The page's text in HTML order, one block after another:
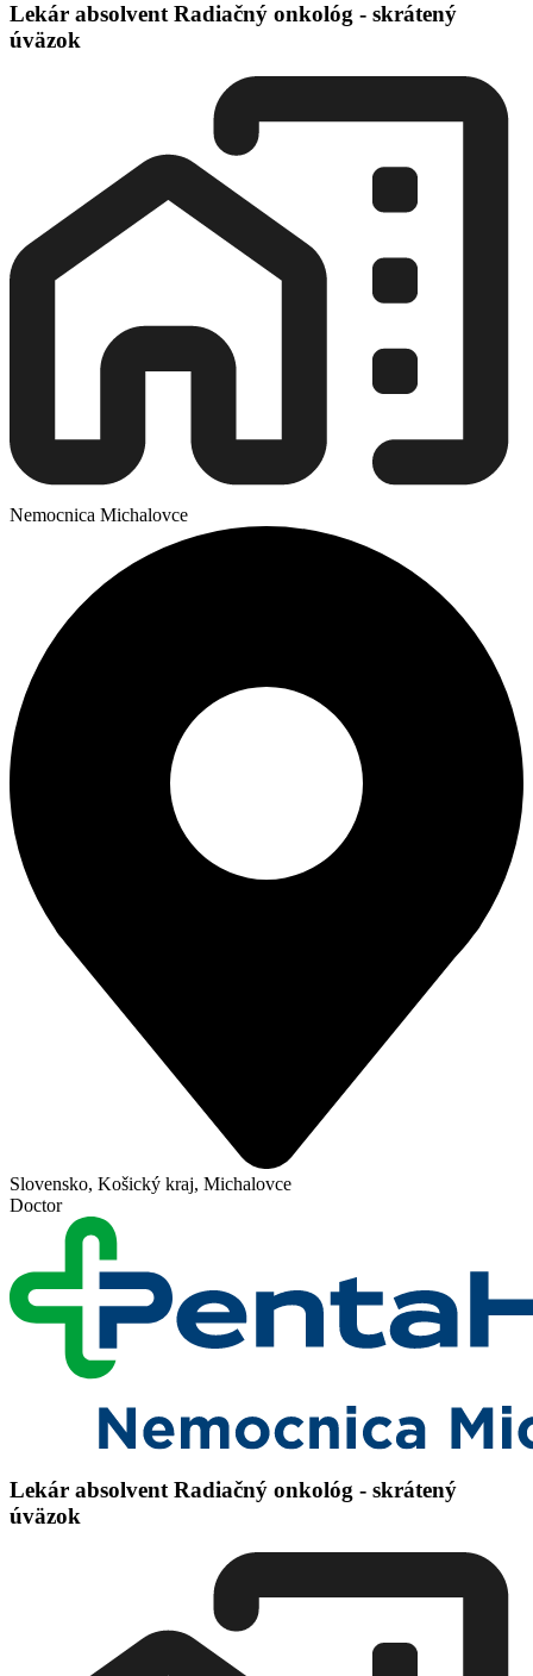
Lekár absolvent Radiačný onkológ - skrátený
úväzok
Nemocnica Michalovce
Slovensko, Košický kraj, Michalovce
Doctor
Lekár absolvent Radiačný onkológ - skrátený
úväzok